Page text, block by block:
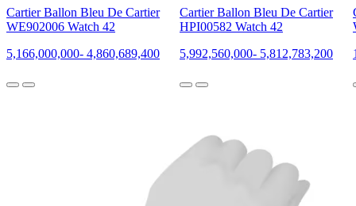
Cartier Ballon Bleu De Cartier
WE902006 Watch 42
5,166,000,000- 4,860,689,400
Cartier Ballon Bleu De Cartier
HPI00582 Watch 42
5,992,560,000- 5,812,783,200